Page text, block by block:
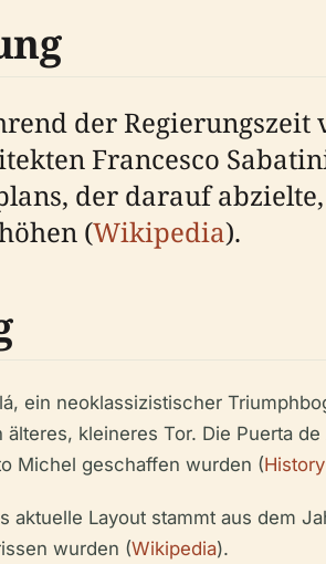
der Regierungszeit
Francesco
der darauf
(Wikipedia).
ein neoklassizistischer
kleineres Tor. Die Puerta
Michel geschaffen wurden (
Layout stammt aus dem
wurden (Wikipedia).